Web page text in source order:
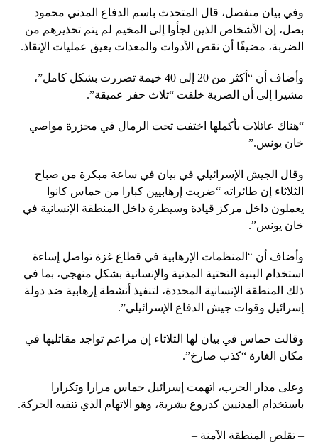
وفي بيان منفصل، قال المتحدث باسم الدفاع المدني محمود
بصل، إن الأشخاص الذين لجأوا إلى المخيم لم يتم تحذيرهم من
الضربة، مضيفًا أن نقص الأدوات والمعدات يعيق عمليات الإنقاذ.
وأضاف أن “أكثر من 20 إلى 40 خيمة تضررت بشكل كامل”،
مشيرا إلى أن الضربة خلفت “ثلاث حفر عميقة”.
“هناك عائلات بأكملها اختفت تحت الرمال في مجزرة مواصي
خان يونس.”
وقال الجيش الإسرائيلي في بيان في ساعة مبكرة من صباح
الثلاثاء إن طائراته “ضربت إرهابيين كبارا من حماس كانوا
يعملون داخل مركز قيادة وسيطرة داخل المنطقة الإنسانية في
خان يونس”.
وأضاف أن “المنظمات الإرهابية في قطاع غزة تواصل إساءة
استخدام البنية التحتية المدنية والإنسانية بشكل منهجي، بما في
ذلك المنطقة الإنسانية المحددة، لتنفيذ أنشطة إرهابية ضد دولة
إسرائيل وقوات جيش الدفاع الإسرائيلي”.
وقالت حماس في بيان لها الثلاثاء إن مزاعم تواجد مقاتليها في
مكان الغارة “كذب صارخ”.
وعلى مدار الحرب، اتهمت إسرائيل حماس مرارا وتكرارا
باستخدام المدنيين كدروع بشرية، وهو الاتهام الذي تنفيه الحركة.
– تقلص المنطقة الآمنة –